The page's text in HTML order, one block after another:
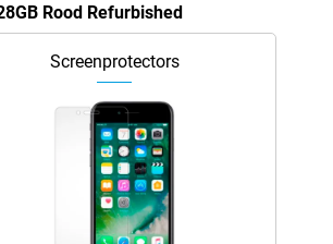
Rood Refurbished
Screenprotectors